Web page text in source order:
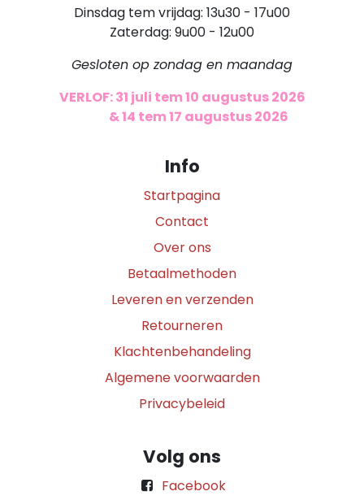
Dinsdag tem vrijdag: 13u30 - 17u00
Zaterdag: 9u00 - 12u00
Gesloten op zondag en maandag
VERLOF: 31 juli tem 10 augustus 2026
& 14 tem 17 augustus 2026
Info
Startpagina
Contact
Over ons
Betaalmethoden
Leveren en verzenden
Retourneren
Klachtenbehandeling
Algemene voorwaarden
Privacybeleid
Volg ons
Facebook